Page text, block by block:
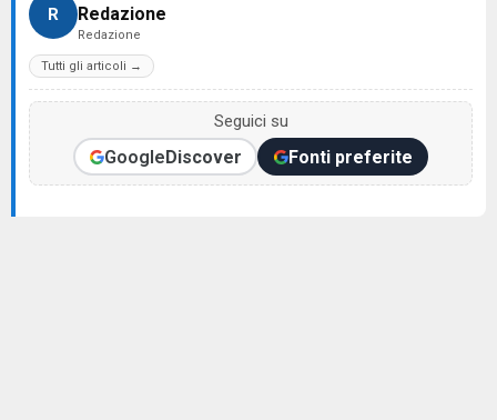
R Redazione
Redazione
Tutti gli articoli →
Seguici su
GoogleDiscover Fonti preferite